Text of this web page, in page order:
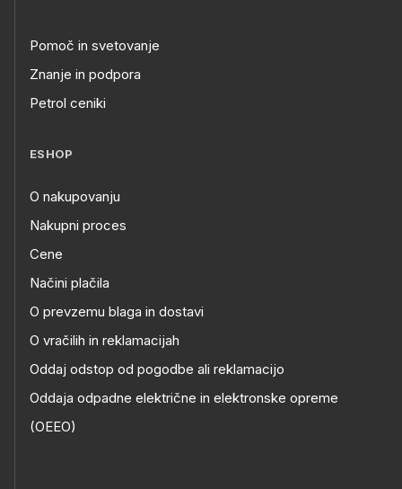
Pomoč in svetovanje
Znanje in podpora
Petrol ceniki
ESHOP
O nakupovanju
Nakupni proces
Cene
Načini plačila
O prevzemu blaga in dostavi
O vračilih in reklamacijah
Oddaj odstop od pogodbe ali reklamacijo
Oddaja odpadne električne in elektronske opreme
(OEEO)